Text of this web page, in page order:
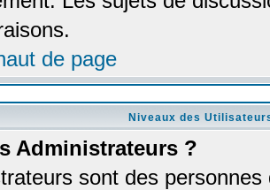
de page
Niveaux des
Administrateurs ?
sont des